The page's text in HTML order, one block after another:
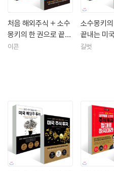
컨설팅 및 직원 교육 등의 업무를 담
현재는 투자 관련 스타트업의 대표
는 《미국주식S&P500 가이드북》,
자》가 있다.
처음 해외주식 + 소수
몽키의 한 권으로 끝내
는 미국주식
이콘
소수몽키
끝내는 미
든 사이 월
길벗